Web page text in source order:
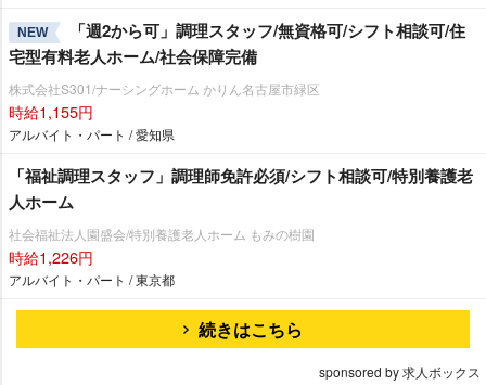
NEW
「週2から可」調理スタッフ/無資格可/シフト相談可/住
宅型有料老人ホーム/社会保障完備
株式会社S301/ナーシングホーム かりん名古屋市緑区
時給1,155円
アルバイト・パート / 愛知県
「福祉調理スタッフ」調理師免許必須/シフト相談可/特別養護老
人ホーム
社会福祉法人園盛会/特別養護老人ホーム もみの樹園
時給1,226円
アルバイト・パート / 東京都
続きはこちら
sponsored by 求人ボックス